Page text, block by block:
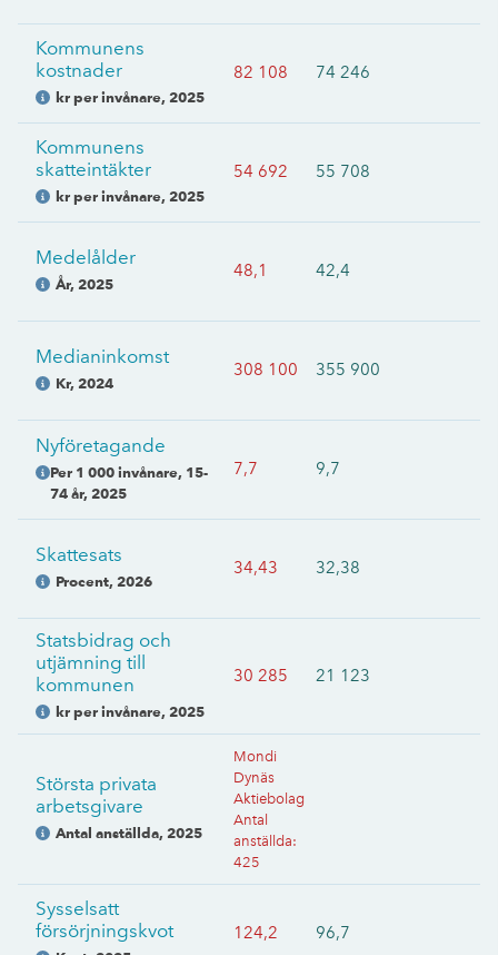
Kommunens
kostnader
kr per invånare, 2025
82 108 74 246
Kommunens
skatteintäkter
kr per invånare, 2025
54 692 55 708
Medelålder
År, 2025
48,1 42,4
Medianinkomst
Kr, 2024
308 100 355 900
Nyföretagande
Per 1 000 invånare, 15-
74 år,2025
7,7 9,7
Skattesats
Procent, 2026
34,43 32,38
Statsbidrag och
utjämning till
kommunen
kr per invånare, 2025
30 285 21 123
Största privata
arbetsgivare
Antal anställda, 2025
Mondi
Dynäs
Aktiebolag
Antal
anställda:
425
Sysselsatt
försörjningskvot
124,2 96,7